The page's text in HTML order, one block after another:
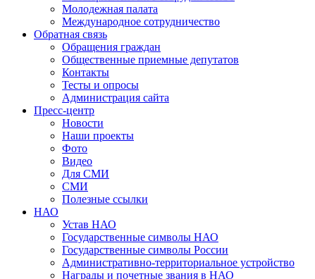
Молодежная палата
Международное сотрудничество
Обратная cвязь
Обращения граждан
Общественные приемные депутатов
Контакты
Тесты и опросы
Администрация сайта
Пресс-центр
Новости
Наши проекты
Фото
Видео
Для СМИ
СМИ
Полезные ссылки
НАО
Устав НАО
Государственные символы НАО
Государственные символы России
Административно-территориальное устройство
Награды и почетные звания в НАО